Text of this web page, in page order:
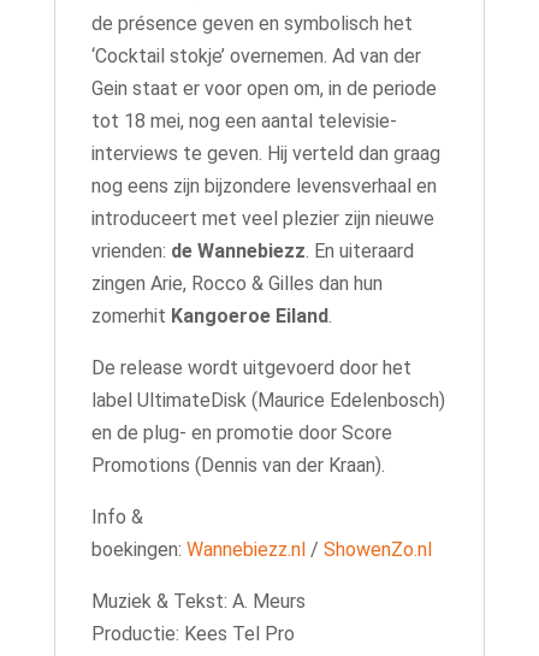
de présence geven en symbolisch het
‘Cocktail stokje’ overnemen. Ad van der
Gein staat er voor open om, in de periode
tot 18 mei, nog een aantal televisie-
interviews te geven. Hij verteld dan graag
nog eens zijn bijzondere levensverhaal en
introduceert met veel plezier zijn nieuwe
vrienden: de Wannebiezz. En uiteraard
zingen Arie, Rocco & Gilles dan hun
zomerhit Kangoeroe Eiland.
De release wordt uitgevoerd door het
label UltimateDisk (Maurice Edelenbosch)
en de plug- en promotie door Score
Promotions (Dennis van der Kraan).
Info &
boekingen: Wannebiezz.nl/ ShowenZo.nl
Muziek & Tekst: A. Meurs
Productie: Kees Tel Pro